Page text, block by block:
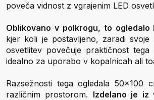
poveča vidnost z vgrajenim LED
Oblikovano v polkrogu, to
kjer koli je postavljeno, zaradi
osvetlitev povečuje praktičnost
idealno za uporabo v kopalnicah ali
Razsežnosti tega ogledala
različnim prostorom. Izdelano je iz